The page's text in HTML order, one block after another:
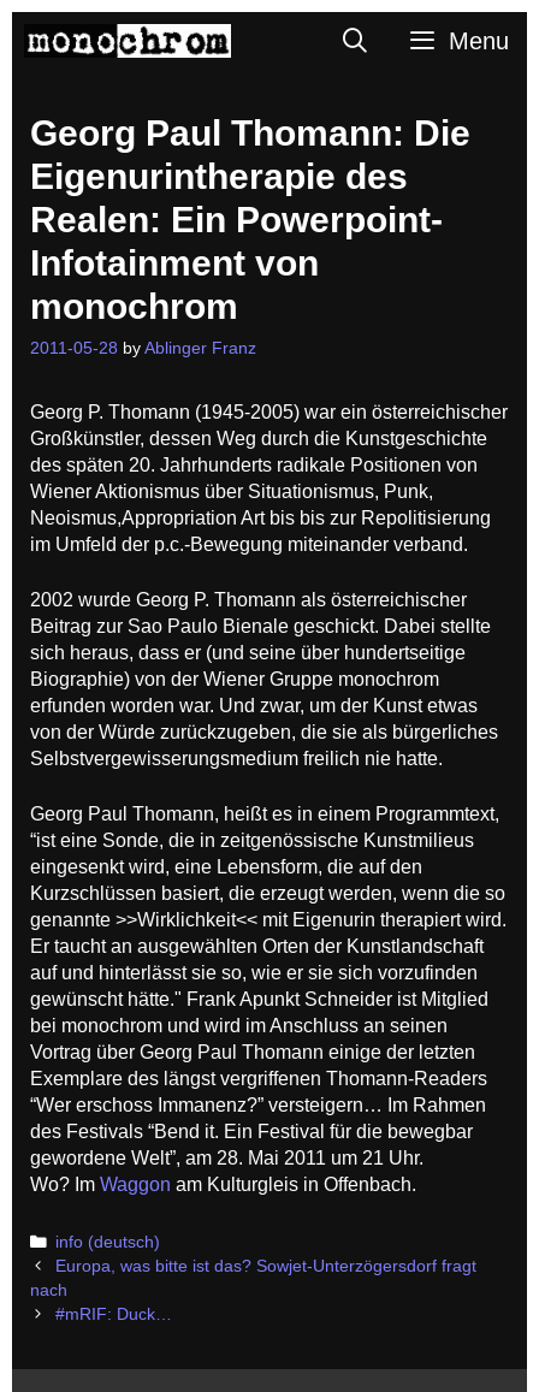
SearchMenu
Georg Paul Thomann: Die
Eigenurintherapie des
Realen: Ein Powerpoint-
Infotainment von
monochrom
2011-05-28 by Ablinger Franz
Georg P. Thomann (1945-2005) war ein österreichischer
Großkünstler, dessen Weg durch die Kunstgeschichte
des späten 20. Jahrhunderts radikale Positionen von
Wiener Aktionismus über Situationismus, Punk,
Neoismus,Appropriation Art bis bis zur Repolitisierung
im Umfeld der p.c.-Bewegung miteinander verband.
2002 wurde Georg P. Thomann als österreichischer
Beitrag zur Sao Paulo Bienale geschickt. Dabei stellte
sich heraus, dass er (und seine über hundertseitige
Biographie) von der Wiener Gruppe monochrom
erfunden worden war. Und zwar, um der Kunst etwas
von der Würde zurückzugeben, die sie als bürgerliches
Selbstvergewisserungsmedium freilich nie hatte.
Georg Paul Thomann, heißt es in einem Programmtext,
“ist eine Sonde, die in zeitgenössische Kunstmilieus
eingesenkt wird, eine Lebensform, die auf den
Kurzschlüssen basiert, die erzeugt werden, wenn die so
genannte >>Wirklichkeit<< mit Eigenurin therapiert wird.
Er taucht an ausgewählten Orten der Kunstlandschaft
auf und hinterlässt sie so, wie er sie sich vorzufinden
gewünscht hätte." Frank Apunkt Schneider ist Mitglied
bei monochrom und wird im Anschluss an seinen
Vortrag über Georg Paul Thomann einige der letzten
Exemplare des längst vergriffenen Thomann-Readers
“Wer erschoss Immanenz?” versteigern… Im Rahmen
des Festivals “Bend it. Ein Festival für die bewegbar
gewordene Welt”, am 28. Mai 2011 um 21 Uhr.
Wo? Im Waggon am Kulturgleis in Offenbach.
Categories
info (deutsch)
Post
navigation
Europa, was bitte ist das? Sowjet-Unterzögersdorf fragt
nach
#mRIF: Duck…